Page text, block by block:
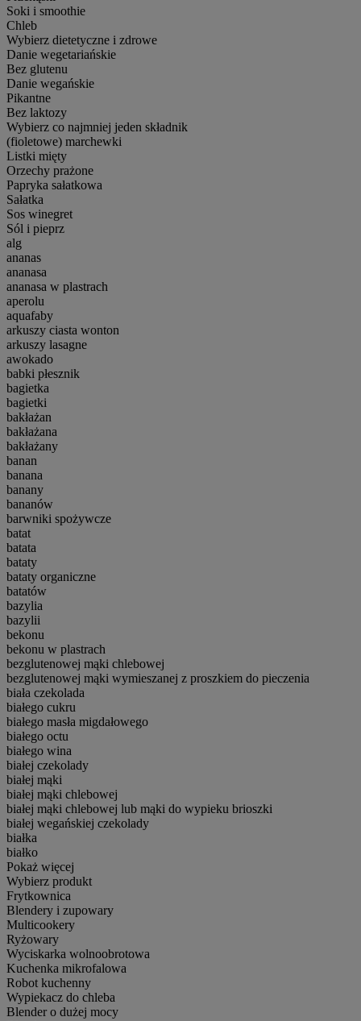
Soki i smoothie
Chleb
Wybierz dietetyczne i zdrowe
Danie wegetariańskie
Bez glutenu
Danie wegańskie
Pikantne
Bez laktozy
Wybierz co najmniej jeden składnik
(fioletowe) marchewki
Listki mięty
Orzechy prażone
Papryka sałatkowa
Sałatka
Sos winegret
Sól i pieprz
alg
ananas
ananasa
ananasa w plastrach
aperolu
aquafaby
arkuszy ciasta wonton
arkuszy lasagne
awokado
babki płesznik
bagietka
bagietki
bakłażan
bakłażana
bakłażany
banan
banana
banany
bananów
barwniki spożywcze
batat
batata
bataty
bataty organiczne
batatów
bazylia
bazylii
bekonu
bekonu w plastrach
bezglutenowej mąki chlebowej
bezglutenowej mąki wymieszanej z proszkiem do pieczenia
biała czekolada
białego cukru
białego masła migdałowego
białego octu
białego wina
białej czekolady
białej mąki
białej mąki chlebowej
białej mąki chlebowej lub mąki do wypieku brioszki
białej wegańskiej czekolady
białka
białko
Pokaż więcej
Wybierz produkt
Frytkownica
Blendery i zupowary
Multicookery
Ryżowary
Wyciskarka wolnoobrotowa
Kuchenka mikrofalowa
Robot kuchenny
Wypiekacz do chleba
Blender o dużej mocy